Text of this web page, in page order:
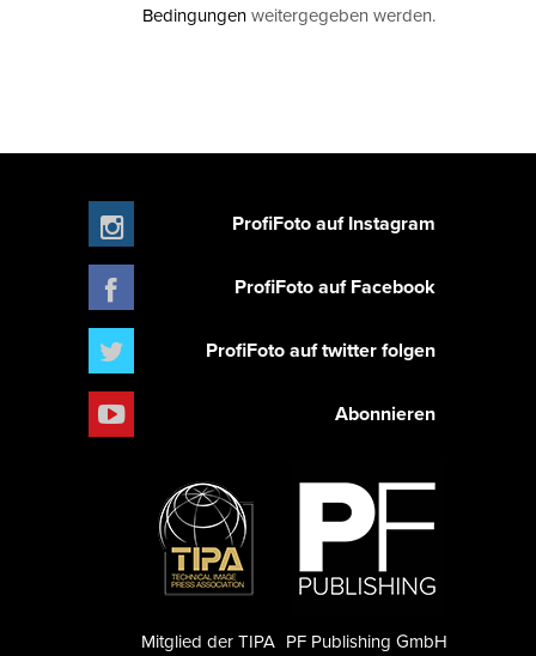
Bedingungenweitergegeben werden.
ProfiFoto auf Instagram
ProfiFoto auf Facebook
ProfiFoto auf twitter folgen
Abonnieren
PF Publishing GmbH
Mitglied der TIPA